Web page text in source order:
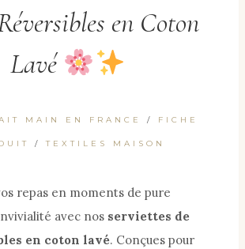
en Coton
Lavé
MAIN EN FRANCE / FICHE
/TEXTILES MAISON
repas en moments de pure
avec nos serviettes de
en coton lavé. Conçues pour